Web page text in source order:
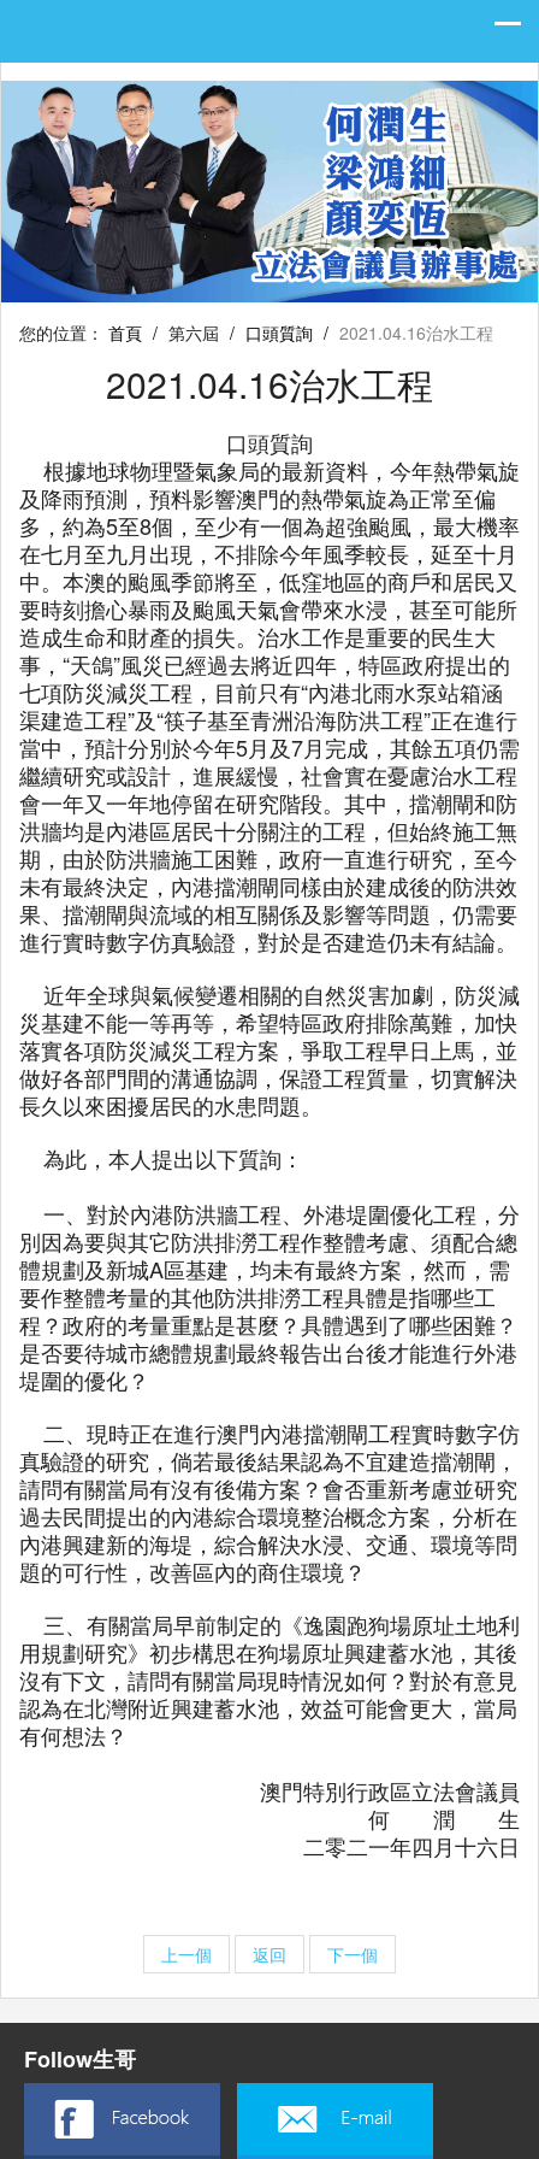
您的位置： 首頁 / 第六屆 / 口頭質詢 / 2021.04.16治水工程
2021.04.16治水工程
口頭質詢
根據地球物理暨氣象局的最新資料，今年熱帶氣旋
及降雨預測，預料影響澳門的熱帶氣旋為正常至偏
多，約為5至8個，至少有一個為超強颱風，最大機率
在七月至九月出現，不排除今年風季較長，延至十月
中。本澳的颱風季節將至，低窪地區的商戶和居民又
要時刻擔心暴雨及颱風天氣會帶來水浸，甚至可能所
造成生命和財產的損失。治水工作是重要的民生大
事，“天鴿”風災已經過去將近四年，特區政府提出的
七項防災減災工程，目前只有“內港北雨水泵站箱涵
渠建造工程”及“筷子基至青洲沿海防洪工程”正在進行
當中，預計分別於今年5月及7月完成，其餘五項仍需
繼續研究或設計，進展緩慢，社會實在憂慮治水工程
會一年又一年地停留在研究階段。其中，擋潮閘和防
洪牆均是內港區居民十分關注的工程，但始終施工無
期，由於防洪牆施工困難，政府一直進行研究，至今
未有最終決定，內港擋潮閘同樣由於建成後的防洪效
果、擋潮閘與流域的相互關係及影響等問題，仍需要
進行實時數字仿真驗證，對於是否建造仍未有結論。
近年全球與氣候變遷相關的自然災害加劇，防災減
災基建不能一等再等，希望特區政府排除萬難，加快
落實各項防災減災工程方案，爭取工程早日上馬，並
做好各部門間的溝通協調，保證工程質量，切實解決
長久以來困擾居民的水患問題。
為此，本人提出以下質詢：
一、對於內港防洪牆工程、外港堤圍優化工程，分
別因為要與其它防洪排澇工程作整體考慮、須配合總
體規劃及新城A區基建，均未有最終方案，然而，需
要作整體考量的其他防洪排澇工程具體是指哪些工
程？政府的考量重點是甚麼？具體遇到了哪些困難？
是否要待城市總體規劃最終報告出台後才能進行外港
堤圍的優化？
二、現時正在進行澳門內港擋潮閘工程實時數字仿
真驗證的研究，倘若最後結果認為不宜建造擋潮閘，
請問有關當局有沒有後備方案？會否重新考慮並研究
過去民間提出的內港綜合環境整治概念方案，分析在
內港興建新的海堤，綜合解決水浸、交通、環境等問
題的可行性，改善區內的商住環境？
三、有關當局早前制定的《逸園跑狗場原址土地利
用規劃研究》初步構思在狗場原址興建蓄水池，其後
沒有下文，請問有關當局現時情況如何？對於有意見
認為在北灣附近興建蓄水池，效益可能會更大，當局
有何想法？
澳門特別行政區立法會議員
何 潤 生
二零二一年四月十六日
上一個 返回 下一個
Follow生哥